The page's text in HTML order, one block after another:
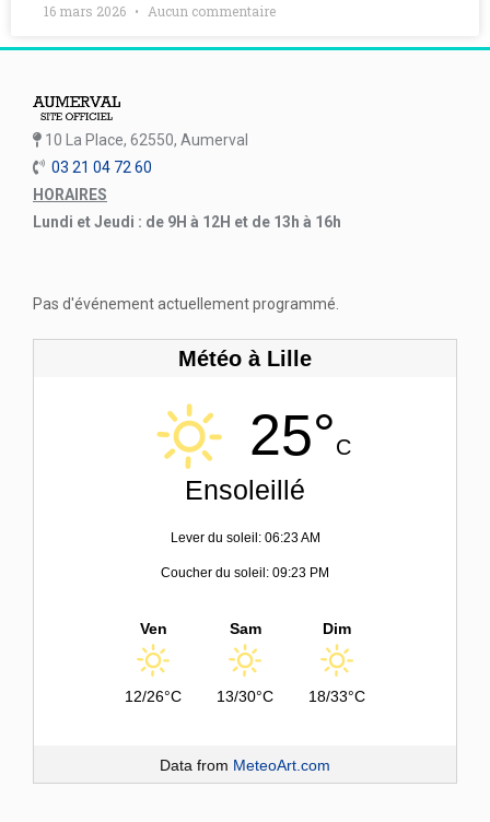
16 mars 2026 Aucun commentaire
10 La Place, 62550, Aumerval
03 21 04 72 60
HORAIRES
Lundi et Jeudi : de 9H à 12H et de 13h à 16h
Pas d'événement actuellement programmé.
Météo à Lille
25°C
Ensoleillé
Lever du soleil: 06:23 AM
Coucher du soleil: 09:23 PM
Ven
12/26°C
Sam
13/30°C
Dim
18/33°C
Data from MeteoArt.com